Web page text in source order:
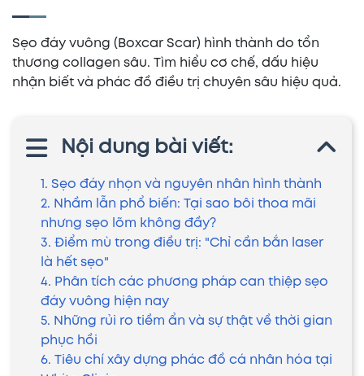
Sẹo đáy vuông (Boxcar Scar) hình thành do tổn
thương collagen sâu. Tìm hiểu cơ chế, dấu hiệu
nhận biết và phác đồ điều trị chuyên sâu hiệu quả.
Nội dung bài viết:
1. Sẹo đáy nhọn và nguyên nhân hình thành
2. Nhầm lẫn phổ biến: Tại sao bôi thoa mãi
nhưng sẹo lõm không đầy?
3. Điểm mù trong điều trị: "Chỉ cần bắn laser
là hết sẹo"
4. Phân tích các phương pháp can thiệp sẹo
đáy vuông hiện nay
5. Những rủi ro tiềm ẩn và sự thật về thời gian
phục hồi
6. Tiêu chí xây dựng phác đồ cá nhân hóa tại